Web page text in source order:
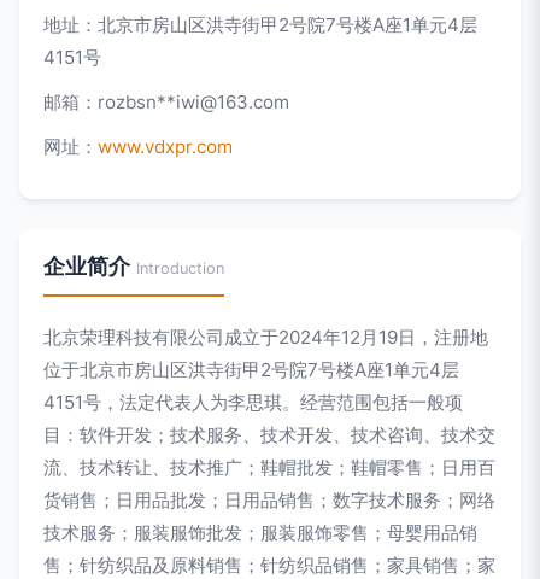
地址：北京市房山区洪寺街甲2号院7号楼A座1单元4层
4151号
邮箱：rozbsn**iwi@163.com
网址： www.vdxpr.com
企业简介 Introduction
北京荣理科技有限公司成立于2024年12月19日，注册地
位于北京市房山区洪寺街甲2号院7号楼A座1单元4层
4151号，法定代表人为李思琪。经营范围包括一般项
目：软件开发；技术服务、技术开发、技术咨询、技术交
流、技术转让、技术推广；鞋帽批发；鞋帽零售；日用百
货销售；日用品批发；日用品销售；数字技术服务；网络
技术服务；服装服饰批发；服装服饰零售；母婴用品销
售；针纺织品及原料销售；针纺织品销售；家具销售；家